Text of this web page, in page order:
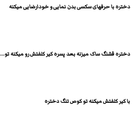
دختره با حرفهای سکسی بدن نمایی و خودارضایی میکنه
دختره قشنگ ساک میزنه بعد پسره کیر کلفتش رو میکنه تو...
با کیر کلفتش میکنه تو کوص تنگ دختره